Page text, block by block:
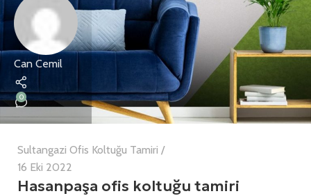
Can Cemil
0
Sultangazi Ofis Koltuğu Tamiri
16 Eki 2022
Hasanpaşa ofis koltuğu tamiri